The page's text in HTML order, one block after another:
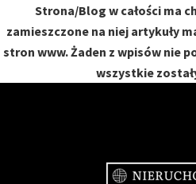
Strona/Blog w całości ma
zamieszczone na niej artykuły
stron www. Żaden z wpisów nie
wszystkie